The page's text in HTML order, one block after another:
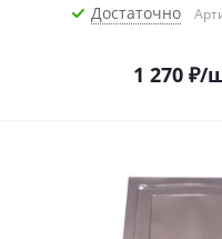
Достаточно
1 270₽/